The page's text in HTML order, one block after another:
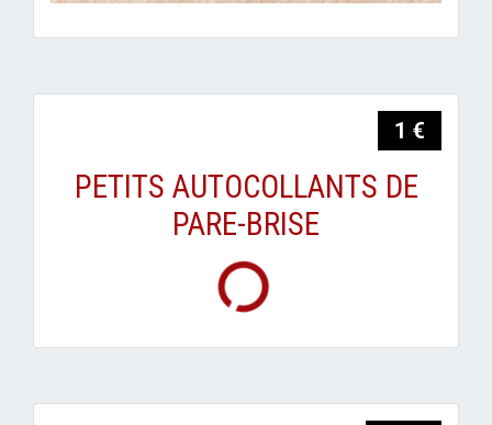
1 €
PETITS AUTOCOLLANTS DE
PARE-BRISE